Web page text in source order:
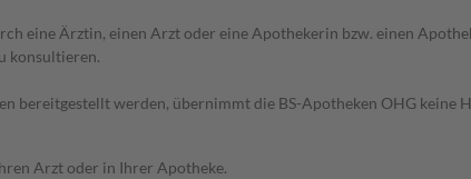
eine Ärztin, einen Arzt oder eine Apothekerin bzw. einen
konsultieren.
werden, übernimmt die BS-Apotheken OHG keine
Arzt oder in Ihrer Apotheke.